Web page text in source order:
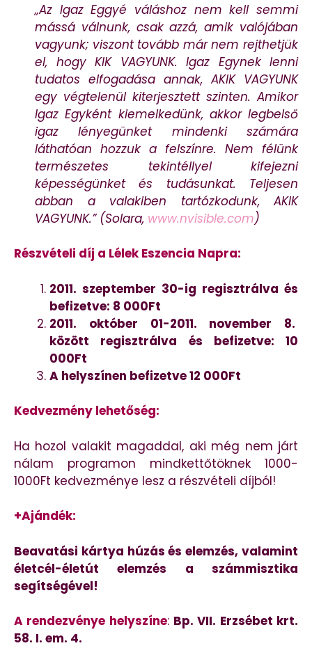
„Az Igaz Eggyé váláshoz nem kell semmi
mássá válnunk, csak azzá, amik valójában
vagyunk; viszont tovább már nem rejthetjük
el, hogy KIK VAGYUNK. Igaz Egynek lenni
tudatos elfogadása annak, AKIK VAGYUNK
egy végtelenül kiterjesztett szinten. Amikor
Igaz Egyként kiemelkedünk, akkor legbelső
igaz lényegünket mindenki számára
láthatóan hozzuk a felszínre. Nem félünk
természetes tekintéllyel kifejezni
képességünket és tudásunkat. Teljesen
abban a valakiben tartózkodunk, AKIK
VAGYUNK.” (Solara, www.nvisible.com)
Részvételi díj a Lélek Eszencia Napra:
2011. szeptember 30-ig regisztrálva és
befizetve: 8 000Ft
2011. október 01-2011. november 8.
között regisztrálva és befizetve: 10
000Ft
A helyszínen befizetve 12 000Ft
Kedvezmény lehetőség:
Ha hozol valakit magaddal, aki még nem járt
nálam programon mindkettőtöknek 1000-
1000Ft kedvezménye lesz a részvételi díjból!
+Ajándék:
Beavatási kártya húzás és elemzés, valamint
életcél-életút elemzés a számmisztika
segítségével!
A rendezvénye helyszíne: Bp. VII. Erzsébet krt.
58. I. em. 4.